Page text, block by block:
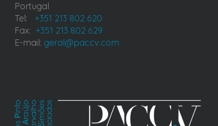
Portugal
Tel:
+351 213 802 620
Fax: +351 213 802 629
E-mail: geral@paccv.com